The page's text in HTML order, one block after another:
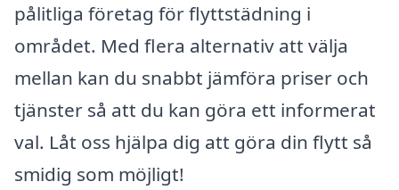
pålitliga företag för flyttstädning i
området. Med flera alternativ att välja
mellan kan du snabbt jämföra priser och
tjänster så att du kan göra ett informerat
val. Låt oss hjälpa dig att göra din flytt så
smidig som möjligt!